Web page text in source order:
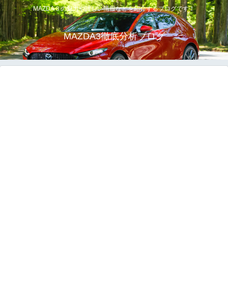
MAZDA３の魅力や詳しい情報などを紹介するブログです！
MAZDA3徹底分析ブログ